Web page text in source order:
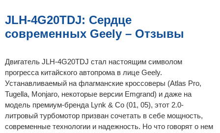
щ
е
и
е
JLH-4G20TDJ: Сердце
современных Geely – Отзывы
Двигатель JLH-4G20TDJ стал настоящим символом
прогресса китайского автопрома в лице Geely.
Устанавливаемый на флагманские кроссоверы (Atlas Pro,
Tugella, Monjaro, некоторые версии Emgrand) и даже на
модель премиум-бренда Lynk & Co (01, 05), этот 2.0-
литровый турбомотор призван сочетать в себе мощность,
современные технологии и надежность. Но что говорят о нем